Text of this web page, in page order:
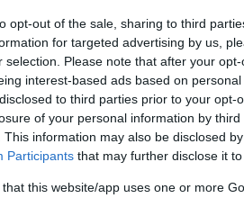
opt-out of the sale, sharing to third
for targeted advertising by us,
selection. Please note that after your
interest-based ads based on
to third parties prior to your opt-
of your personal information by third
This information may also be disclosed
Participants that may further disclose it
that this website/app uses one or more
végre bevezeti a törlés mindenkinek
funkciót kapott a Google
14:03
megkímél a kéretlen meztelen